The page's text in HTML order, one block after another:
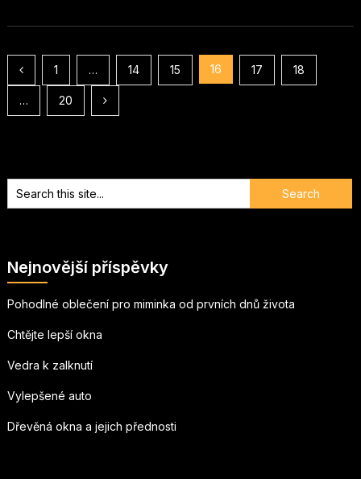
Stránkování
příspěvků
1 … 14 15 16 17 18
… 20
Nejnovější příspěvky
Pohodlné oblečení pro miminka od prvních dnů života
Chtějte lepší okna
Vedra k zalknutí
Vylepšené auto
Dřevěná okna a jejich přednosti